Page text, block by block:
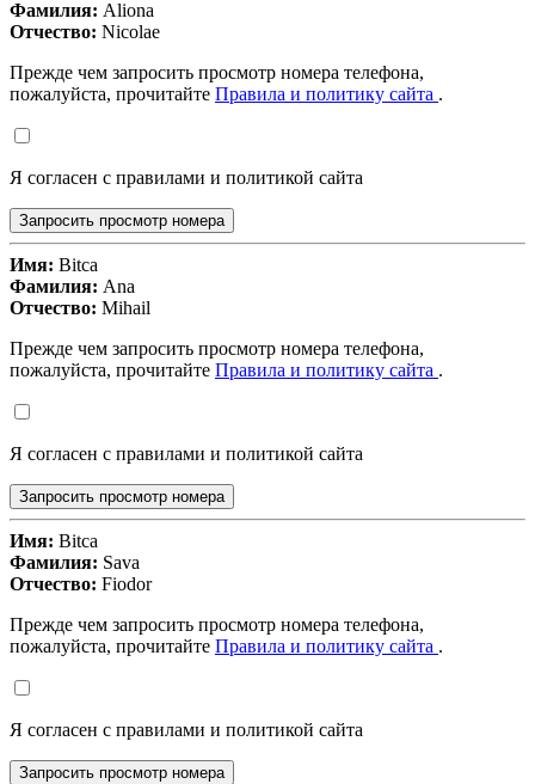
Фамилия: Aliona
Отчество: Nicolae
Прежде чем запросить просмотр номера телефона,
пожалуйста, прочитайте Правила и политику сайта .
Я согласен с правилами и политикой сайта
Запросить просмотр номера
Имя: Bitca
Фамилия: Ana
Отчество: Mihail
Прежде чем запросить просмотр номера телефона,
пожалуйста, прочитайте Правила и политику сайта .
Я согласен с правилами и политикой сайта
Запросить просмотр номера
Имя: Bitca
Фамилия: Sava
Отчество: Fiodor
Прежде чем запросить просмотр номера телефона,
пожалуйста, прочитайте Правила и политику сайта .
Я согласен с правилами и политикой сайта
Запросить просмотр номера